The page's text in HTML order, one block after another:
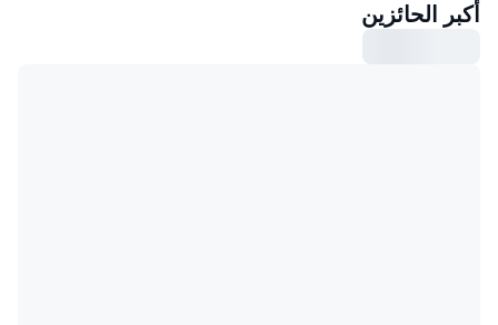
أكبر الحائزين